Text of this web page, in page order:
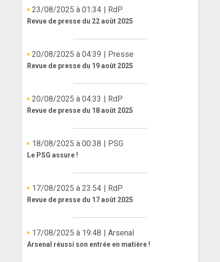
23/08/2025 à 01:34 | RdP
Revue de presse du 22 août 2025
20/08/2025 à 04:39 | Presse
Revue de presse du 19 août 2025
20/08/2025 à 04:33 | RdP
Revue de presse du 18 août 2025
18/08/2025 à 00:38 | PSG
Le PSG assure !
17/08/2025 à 23:54 | RdP
Revue de presse du 17 août 2025
17/08/2025 à 19:48 | Arsenal
Arsenal réussi son entrée en matière !